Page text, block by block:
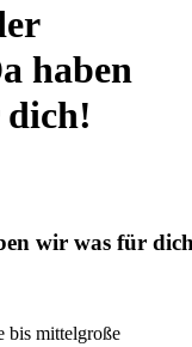
haben
wir was für
bis mittelgroße